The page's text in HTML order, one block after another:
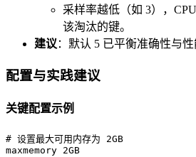
采样率越低（如 3），
该淘汰的键。
建议：默认 5 已平衡准确性与
配置与实践建议
关键配置示例
# 设置最大可用内存为 2GB
maxmemory 2GB